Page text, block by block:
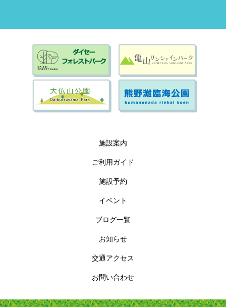
施設案内
ご利用ガイド
施設予約
イベント
ブログ一覧
お知らせ
交通アクセス
お問い合わせ